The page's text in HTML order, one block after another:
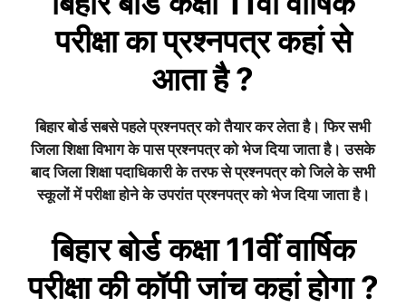
परीक्षा का प्रश्नपत्र कहां से
आता है ?
बिहार बोर्ड सबसे पहले प्रश्नपत्र को तैयार कर लेता है। फिर सभी
जिला शिक्षा विभाग के पास प्रश्नपत्र को भेज दिया जाता है। उसके
बाद जिला शिक्षा पदाधिकारी के तरफ से प्रश्नपत्र को जिले के सभी
स्कूलों में परीक्षा होने के उपरांत प्रश्नपत्र को भेज दिया जाता है।
बिहार बोर्ड कक्षा 11वींवार्षिक
परीक्षा की कॉपी जांच कहां होगा ?